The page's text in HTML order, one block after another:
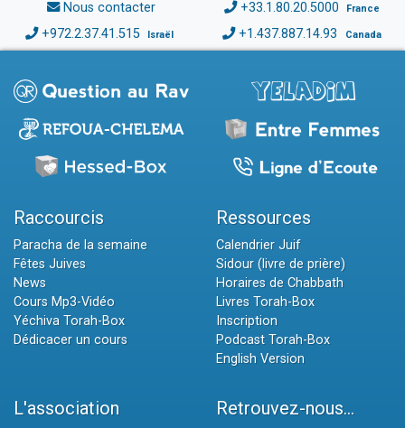
Nous contacter +33.1.80.20.5000 France
+972.2.37.41.515 Israël +1.437.887.14.93 Canada
Raccourcis
Paracha de la semaine
Fêtes Juives
News
Cours Mp3-Vidéo
Yéchiva Torah-Box
Dédicacer un cours
Ressources
Calendrier Juif
Sidour (livre de prière)
Horaires de Chabbath
Livres Torah-Box
Inscription
Podcast Torah-Box
English Version
L'association Retrouvez-nous...